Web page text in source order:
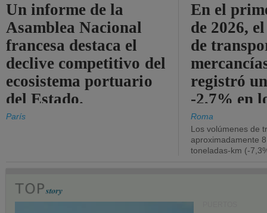
Un informe de la
Asamblea Nacional
francesa destaca el
declive competitivo del
ecosistema portuario
del Estado.
París
En el
de 2026,
de
registró
-2,7% en
Roma
Los volúmenes de
aproximadamente
toneladas-km (-